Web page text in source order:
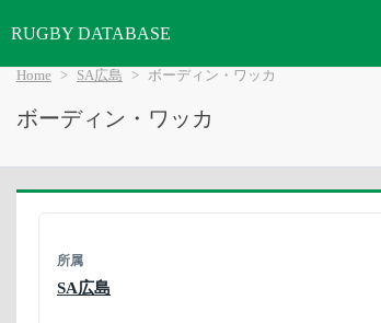
RUGBY DATABASE
Home SA広島 ボーディン・ワッカ
ボーディン・ワッカ
所属
SA広島